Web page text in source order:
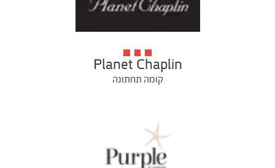
Planet Chaplin
קומה תחתונה